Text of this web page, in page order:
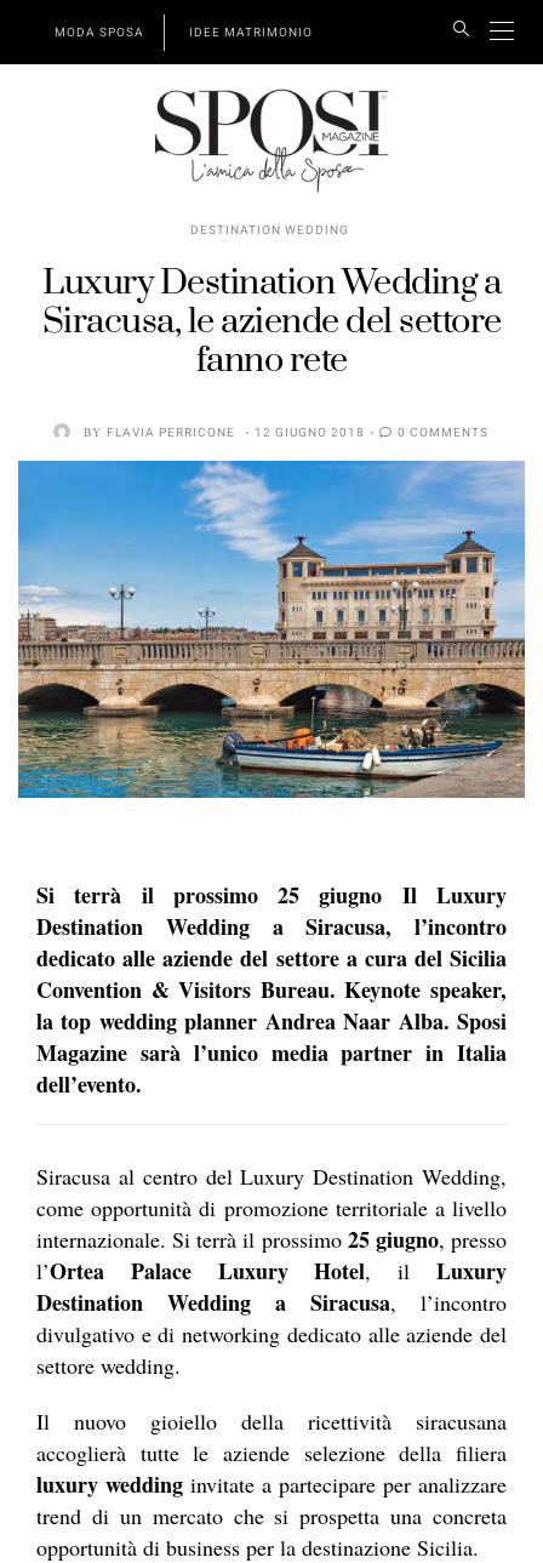
MODA SPOSA IDEE MATRIMONIO
DESTINATION WEDDING
Luxury Destination Wedding a
Siracusa, le aziende del settore
fanno rete
BY FLAVIA PERRICONE 12 GIUGNO 2018 0 COMMENTS
Si terrà il prossimo 25 giugno Il Luxury
Destination Wedding a Siracusa, l’incontro
dedicato alle aziende del settore a cura del Sicilia
Convention & Visitors Bureau. Keynote speaker,
la top wedding planner Andrea Naar Alba. Sposi
Magazine sarà l’unico media partner in Italia
dell’evento.
Siracusa al centro del Luxury Destination Wedding,
come opportunità di promozione territoriale a livello
internazionale. Si terrà il prossimo 25 giugno, presso
l’Ortea Palace Luxury Hotel, ilLuxury
Destination Wedding a Siracusa, l’incontro
divulgativo e di networking dedicato alle aziende del
settore wedding.
Il nuovo gioiello della ricettività siracusana
accoglierà tutte le aziende selezione della filiera
luxury wedding invitate a partecipare per analizzare
trend di un mercato che si prospetta una concreta
opportunità di business per la destinazione Sicilia.